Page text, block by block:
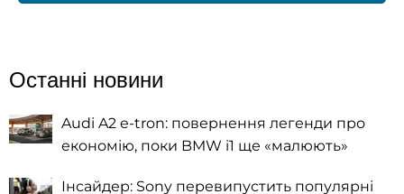
Останні новини
Audi A2 e-tron: повернення легенди про
економію, поки BMW i1 ще «малюють»
Інсайдер: Sony перевипустить популярні